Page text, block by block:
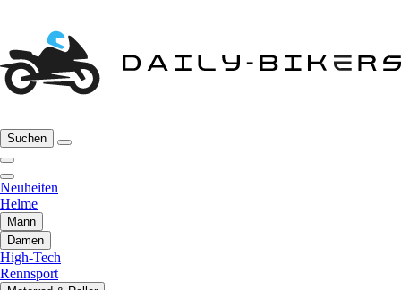
Suchen
Neuheiten
Helme
Mann
Damen
High-Tech
Rennsport